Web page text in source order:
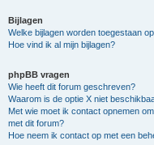
Bijlagen
Welke bijlagen worden toegestaan
Hoe vind ik al mijn bijlagen?
phpBB vragen
Wie heeft dit forum geschreven?
Waarom is de optie X niet
Met wie moet ik contact opnemen
met dit forum?
Hoe neem ik contact op met een